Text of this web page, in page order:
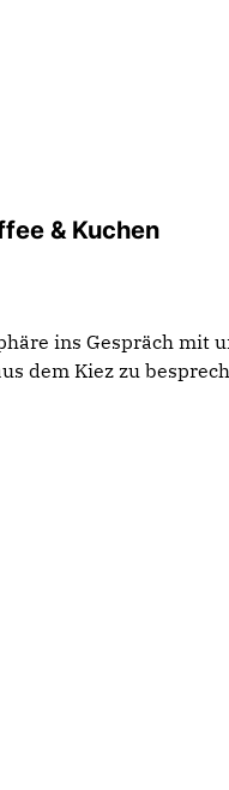
& Kuchen
ins Gespräch mit
dem Kiez zu